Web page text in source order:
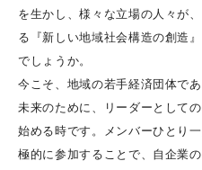
を生かし、様々な立場の人々が
る『新しい地域社会構造の創造
でしょうか。
今こそ、地域の若手経済団体で
未来のために、リーダーとして
始める時です。メンバーひとり
極的に参加することで、自企業